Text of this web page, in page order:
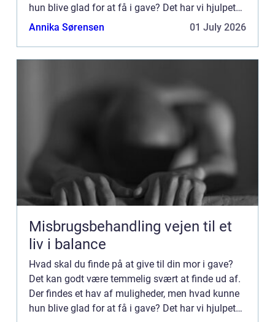
hun blive glad for at få i gave? Det har vi hjulpet
dig med i dette indlæ...
Annika Sørensen 01 July 2026
Misbrugsbehandling vejen til et
liv i balance
Hvad skal du finde på at give til din mor i gave?
Det kan godt være temmelig svært at finde ud af.
Der findes et hav af muligheder, men hvad kunne
hun blive glad for at få i gave? Det har vi hjulpet